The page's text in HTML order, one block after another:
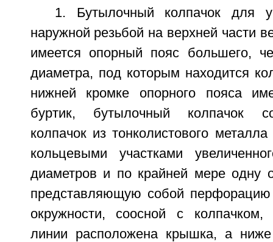
1. Бутылочный колпачок для
наружной резьбой на верхней части
имеется опорный пояс большего,
диаметра, под которым находится
нижней кромке опорного пояса
буртик, бутылочный колпачок
колпачок из тонколистового
кольцевыми участками
диаметров и по крайней мере одну
представляющую собой перфорацию
окружности, соосной с
линии расположена крышка, а